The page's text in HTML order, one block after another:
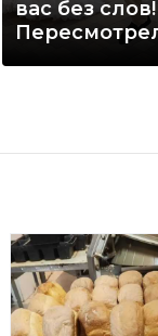
вас без слов!